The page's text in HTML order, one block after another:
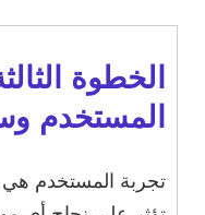
الخطوة
المستخدم
تجربة المستخدم هي